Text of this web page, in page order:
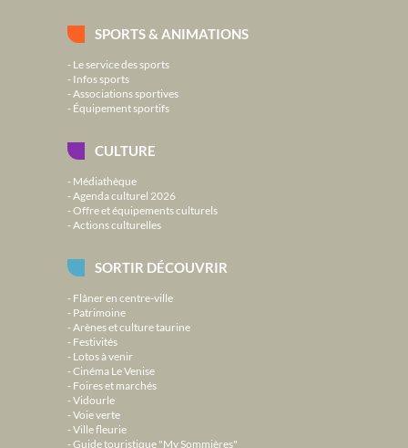
SPORTS & ANIMATIONS
Le service des sports
Infos sports
Associations sportives
Équipement sportifs
CULTURE
Médiathèque
Agenda culturel 2026
Offre et équipements culturels
Actions culturelles
SORTIR DÉCOUVRIR
Flâner en centre-ville
Patrimoine
Arènes et culture taurine
Festivités
Lotos à venir
Cinéma Le Venise
Foires et marchés
Vidourle
Voie verte
Ville fleurie
Guide touristique "My Sommières"